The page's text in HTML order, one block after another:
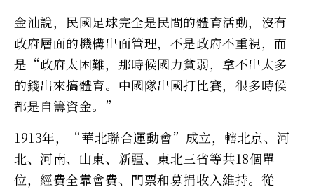
金汕說，民國足球完全是民間的體育活動，沒有
政府層面的機構出面管理，不是政府不重視，而
是“政府太困難，那時候國力貧弱，拿不出太多
的錢出來搞體育。中國隊出國打比賽，很多時候
都是自籌資金。”
1913年，“華北聯合運動會”成立，轄北京、河
北、河南、山東、新疆、東北三省等共18個單
位，經費全靠會費、門票和募捐收入維持。從